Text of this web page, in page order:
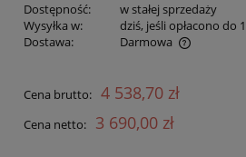
Dostępność:
w stałej sprzedaży
Wysyłka w:
dziś, jeśli opłacono do
Dostawa:
Darmowa
Cena nie zawiera ewentualnych
Cena brutto: 4 538,70 zł
Cena netto: 3 690,00 zł